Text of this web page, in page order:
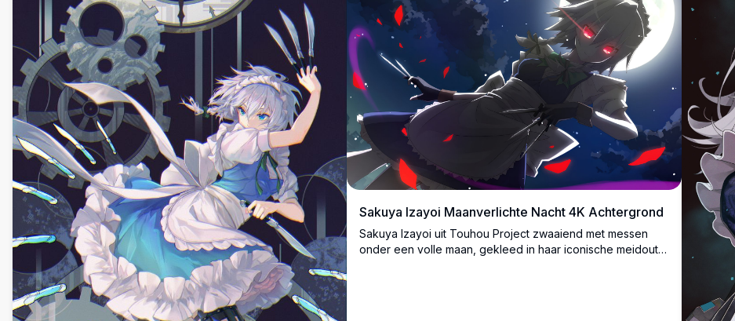
Sakuya Izayoi Maanverlichte Nacht 4K Achtergrond
Sakuya Izayoi uit Touhou Project zwaaiend met messen
onder een volle maan, gekleed in haar iconische meidoutfit